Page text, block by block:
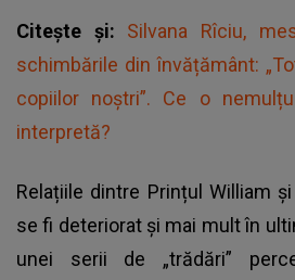
Citește și: Silvana Rîciu,
schimbările din învățământ:
copiilor noștri”. Ce o
interpretă?
Relațiile dintre Prințul William
se fi deteriorat și mai mult în
unei serii de „trădări”